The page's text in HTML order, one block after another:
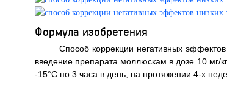
Формула изобретения
Способ коррекции негативных
введение препарата моллюскам в дозе 10 мг/
-15°C по 3 часа в день, на протяжении 4-х